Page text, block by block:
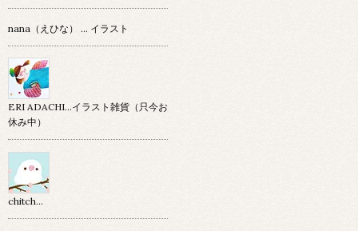
nana（えひな） … イラスト
ERI ADACHI...イラスト雑貨（只今お
休み中）
chitch…